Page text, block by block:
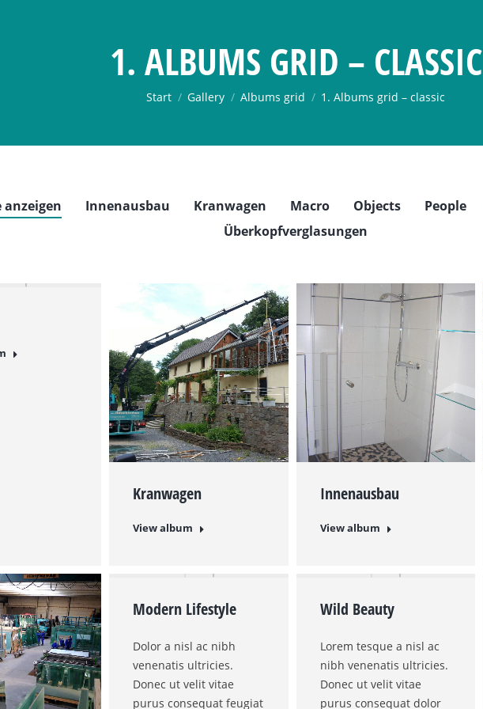
1. ALBUMS GRID – CLASSIC
Sie befinden sich hier:
Start Gallery Albums grid 1. Albums grid – classic
anzeigen Innenausbau Kranwagen Macro Objects People
Überkopfverglasungen
Kranwagen
View album
Innenausbau
View album
Modern Lifestyle
Dolor a nisl ac nibh
venenatis ultricies.
Donec ut velit vitae
purus consequat feugiat
Wild Beauty
Lorem tesque a nisl ac
nibh venenatis ultricies.
Donec ut velit vitae
purus consequat dolor